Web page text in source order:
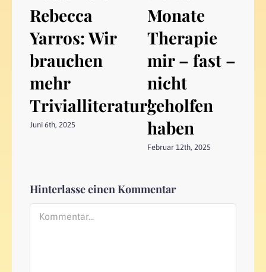
Rebecca
Yarros: Wir
brauchen
mehr
Trivialliteratur!
Juni 6th, 2025
Monate
Therapie
mir – fast –
nicht
geholfen
haben
Februar 12th, 2025
Hinterlasse einen Kommentar